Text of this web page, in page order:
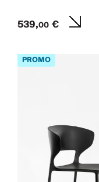
539,00€